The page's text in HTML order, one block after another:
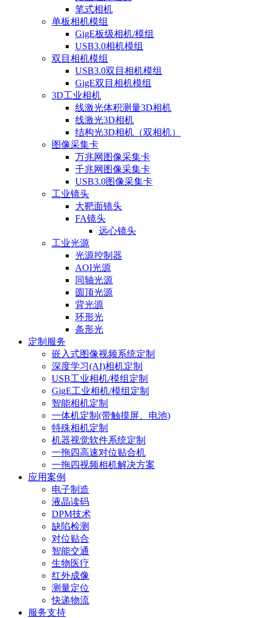
笔式相机
单板相机模组
GigE板级相机/模组
USB3.0相机模组
双目相机模组
USB3.0双目相机模组
GigE双目相机模组
3D工业相机
线激光体积测量3D相机
线激光3D相机
结构光3D相机（双相机）
图像采集卡
万兆网图像采集卡
千兆网图像采集卡
USB3.0图像采集卡
工业镜头
大靶面镜头
FA镜头
远心镜头
工业光源
光源控制器
AOI光源
同轴光源
圆顶光源
背光源
环形光
条形光
定制服务
嵌入式图像视频系统定制
深度学习(AI)相机定制
USB工业相机/模组定制
GigE工业相机/模组定制
智能相机定制
一体机定制(带触摸屏、电池)
特殊相机定制
机器视觉软件系统定制
一拖四高速对位贴合机
一拖四视频相机解决方案
应用案例
电子制造
液晶读码
DPM技术
缺陷检测
对位贴合
智能交通
生物医疗
红外成像
测量定位
快递物流
服务支持